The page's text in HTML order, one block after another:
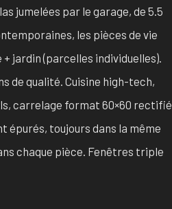
jumelées par le garage, de 5.5
les pièces de vie
jardin (parcelles individuelles).
de qualité. Cuisine high-tech,
carrelage format 60×60 rectifié
épurés, toujours dans la même
chaque pièce. Fenêtres triple